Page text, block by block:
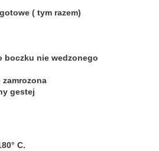
( tym razem)
boczku nie wedzonego
zamrozona
gestej
C.